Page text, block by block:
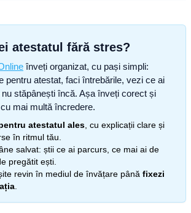
atestatul fără stres?
înveți organizat, cu pași simpli:
pentru atestat, faci întrebările, vezi ce ai
stăpânești încă. Așa înveți corect și
mai multă încredere.
atestatul ales , cu explicații clare și
în ritmul tău.
salvat: știi ce ai parcurs, ce mai ai de
pregătit ești.
revin în mediul de învățare până fixezi